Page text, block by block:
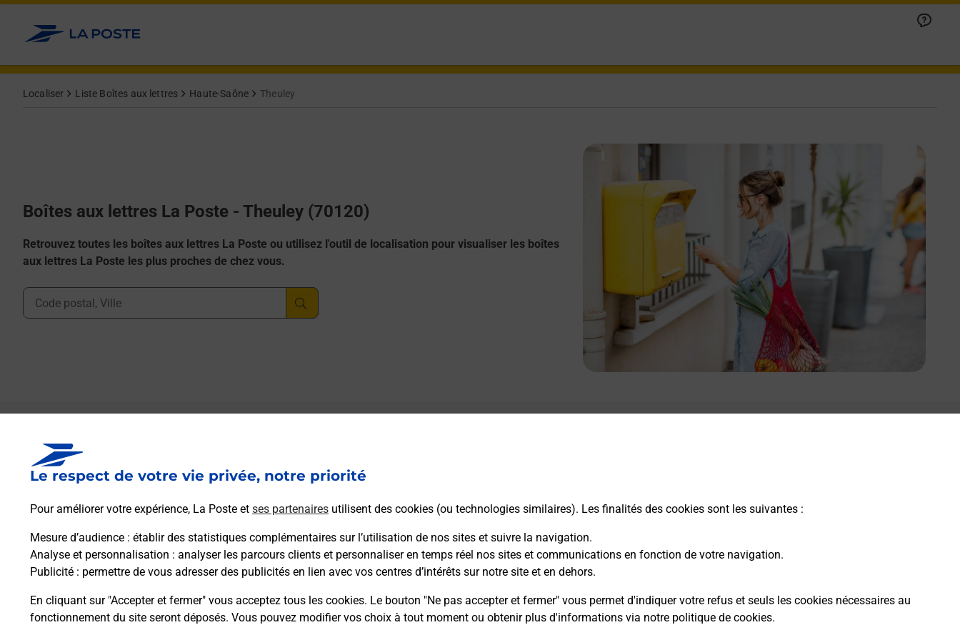
Le respect de votre vie privée, notre priorité
Pour améliorer votre expérience, La Poste et ses partenaires utilisent des cookies (ou technologies similaires). Les finalités des cookies sont les suivantes :
Mesure d’audience : établir des statistiques complémentaires sur l’utilisation de nos sites et suivre la navigation.
Analyse et personnalisation : analyser les parcours clients et personnaliser en temps réel nos sites et communications en fonction de votre navigation.
Publicité : permettre de vous adresser des publicités en lien avec vos centres d’intérêts sur notre site et en dehors.
En cliquant sur "Accepter et fermer" vous acceptez tous les cookies. Le bouton "Ne pas accepter et fermer" vous permet d'indiquer votre refus et seuls les cookies nécessaires au
fonctionnement du site seront déposés. Vous pouvez modifier vos choix à tout moment ou obtenir plus d'informations via notre politique de cookies.
Allez au contenu
Localiser Liste Boîtes aux lettres Haute-Saône Theuley
Boîtes aux lettres La Poste - Theuley (70120)
Retrouvez toutes les boîtes aux lettres La Poste ou utilisez l'outil de localisation pour visualiser les boîtes
aux lettres La Poste les plus proches de chez vous.
Ville, Département, Code Postal
Boîte aux Lettres La Poste
Collecte du courrier aujourd'hui à 08h30
26 Grande Rue
Itinéraire